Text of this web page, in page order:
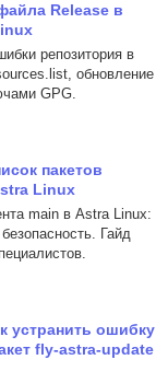
Release в
репозитория в
обновление
GPG.
пакетов
Linux
main в Astra Linux:
Гайд
устранить ошибку
fly-astra-update